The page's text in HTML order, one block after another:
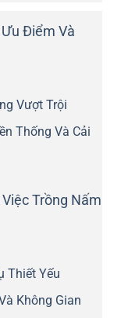
Điểm Và
Vượt Trội
Thống Và Cải
Trồng Nấm
Thiết Yếu
Không Gian